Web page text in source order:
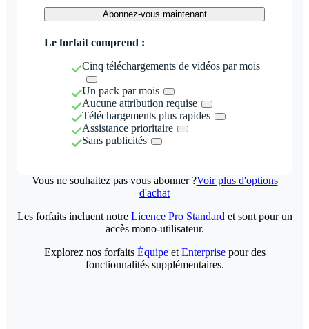
Abonnez-vous maintenant
Le forfait comprend :
Cinq téléchargements de vidéos par mois
Un pack par mois
Aucune attribution requise
Téléchargements plus rapides
Assistance prioritaire
Sans publicités
Vous ne souhaitez pas vous abonner ?Voir plus d'options
d'achat
Les forfaits incluent notre Licence Pro Standard et sont pour un
accès mono-utilisateur.
Explorez nos forfaits Équipeet Enterprisepour des
fonctionnalités supplémentaires.